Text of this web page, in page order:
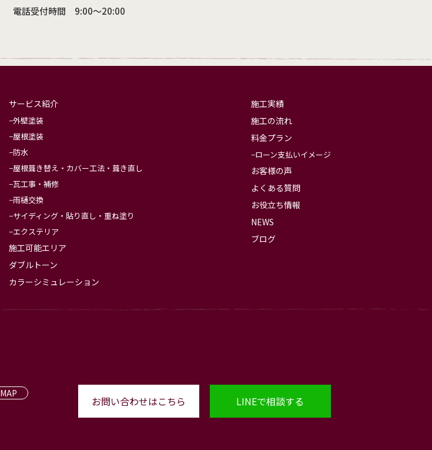
電話受付時間 9:00〜20:00
サービス紹介
外壁塗装
屋根塗装
防水
屋根葺き替え・カバー工法・葺き直し
瓦工事・補修
雨樋交換
サイディング・貼り直し・重ね塗り
エクステリア
施工可能エリア
ダブルトーン
カラーシミュレーション
施工実績
施工の流れ
料金プラン
ローン支払いイメージ
お客様の声
よくある質問
お役立ち情報
NEWS
ブログ
MAP
お問い合わせはこちら LINEで相談する